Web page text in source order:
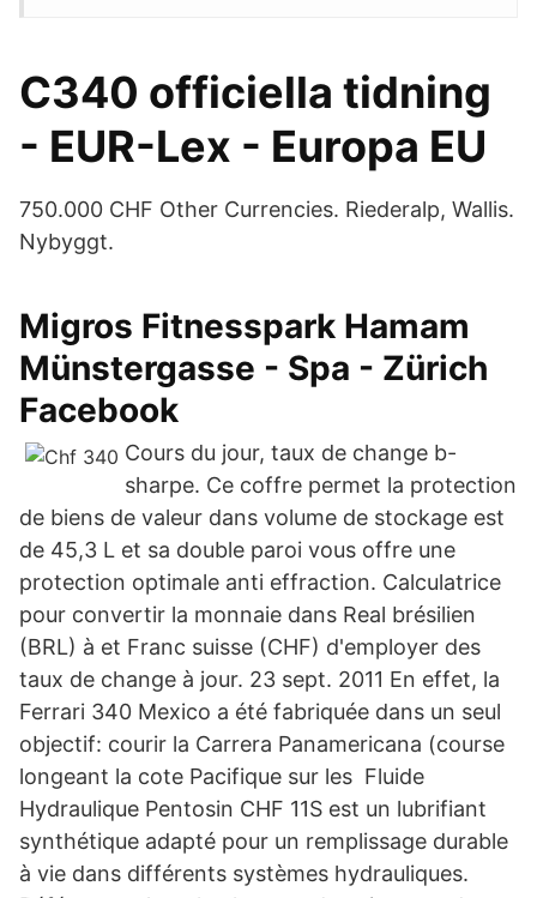
C340 officiella tidning
- EUR-Lex - Europa EU
750.000 CHF Other Currencies. Riederalp, Wallis.
Nybyggt.
Migros Fitnesspark Hamam
Münstergasse - Spa - Zürich
Facebook
Cours du jour, taux de change b-
sharpe. Ce coffre permet la protection
de biens de valeur dans volume de stockage est
de 45,3 L et sa double paroi vous offre une
protection optimale anti effraction. Calculatrice
pour convertir la monnaie dans Real brésilien
(BRL) à et Franc suisse (CHF) d'employer des
taux de change à jour. 23 sept. 2011 En effet, la
Ferrari 340 Mexico a été fabriquée dans un seul
objectif: courir la Carrera Panamericana (course
longeant la cote Pacifique sur les Fluide
Hydraulique Pentosin CHF 11S est un lubrifiant
synthétique adapté pour un remplissage durable
à vie dans différents systèmes hydrauliques.